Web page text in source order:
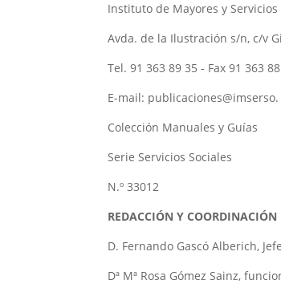
Instituto de Mayores y Servicios
Avda. de la Ilustración s/n, c/v
Tel. 91 363 89 35 - Fax 91 363
E-mail: publicaciones@imserso.
Colección Manuales y Guías
Serie Servicios Sociales
N.º 33012
REDACCIÓN Y COORDINACIÓN
D. Fernando Gascó Alberich,
Dª Mª Rosa Gómez Sainz,